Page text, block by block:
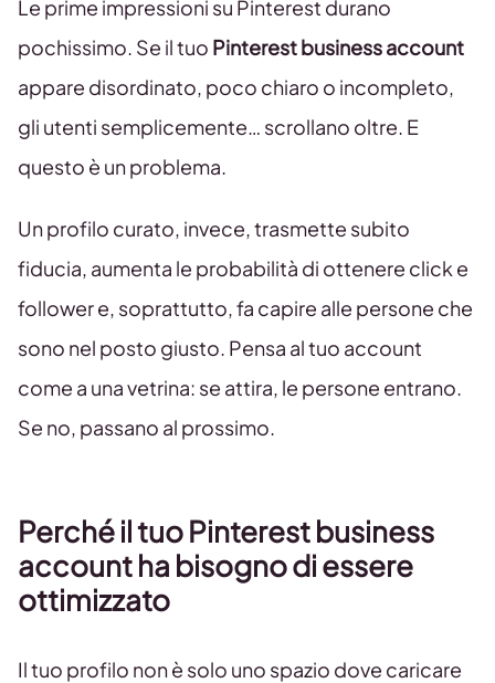
Le prime impressioni su Pinterest durano
pochissimo. Se il tuo Pinterest business account
appare disordinato, poco chiaro o incompleto,
gli utenti semplicemente… scrollano oltre. E
questo è un problema.
Un profilo curato, invece, trasmette subito
fiducia, aumenta le probabilità di ottenere click e
follower e, soprattutto, fa capire alle persone che
sono nel posto giusto. Pensa al tuo account
come a una vetrina: se attira, le persone entrano.
Se no, passano al prossimo.
Perché il tuo Pinterest business
account ha bisogno di essere
ottimizzato
Il tuo profilo non è solo uno spazio dove caricare